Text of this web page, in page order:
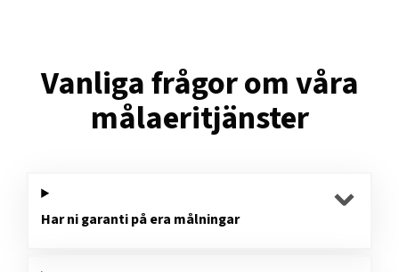
Vanliga frågor om våra
målaeritjänster
Har ni garanti på era målningar